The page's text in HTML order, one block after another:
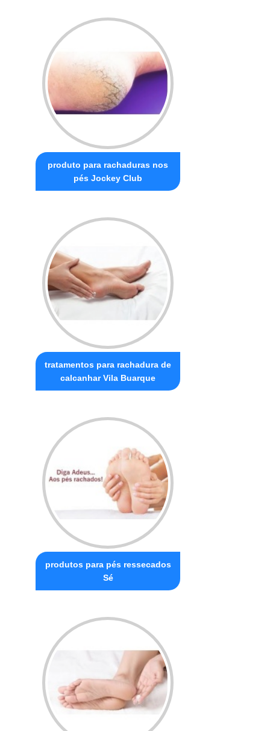
produto para rachaduras nos
pés Jockey Club
tratamentos para rachadura de
calcanhar Vila Buarque
produtos para pés ressecados
Sé